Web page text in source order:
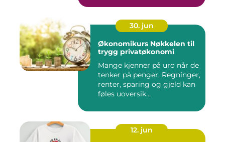
30. jun
Økonomikurs Nøkkelen til
trygg privatøkonomi
Mange kjenner på uro når de
tenker på penger. Regninger,
renter, sparing og gjeld kan
føles uoversik...
12. jun